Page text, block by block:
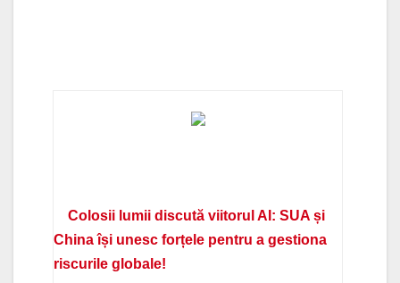
Colosii lumii discută viitorul AI: SUA și
China își unesc forțele pentru a gestiona
riscurile globale!